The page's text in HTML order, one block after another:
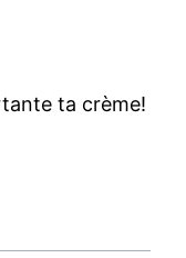
ta crème!